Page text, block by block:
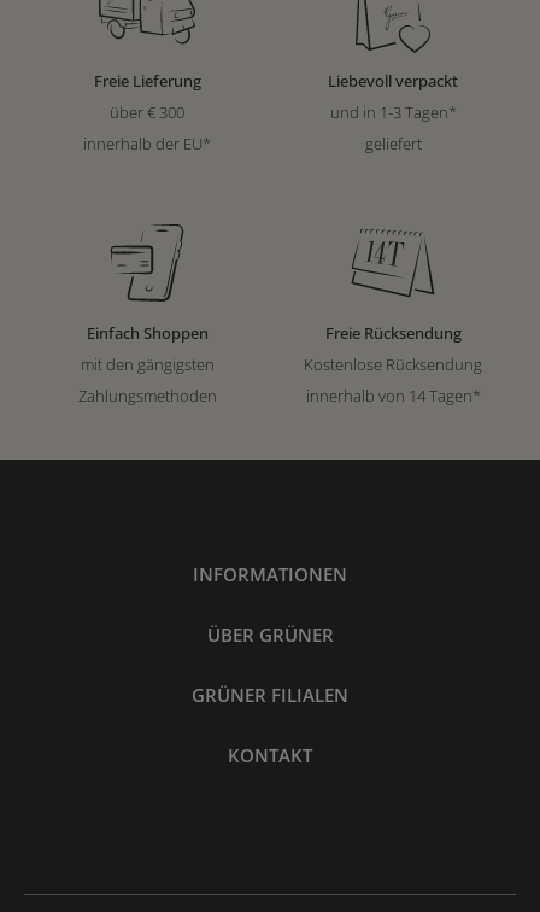
Freie Lieferung
über € 300
innerhalb der EU*
Liebevoll verpackt
und in 1-3 Tagen*
geliefert
Einfach Shoppen
mit den gängigsten
Zahlungsmethoden
Freie Rücksendung
Kostenlose Rücksendung
innerhalb von 14 Tagen*
INFORMATIONEN
ÜBER GRÜNER
GRÜNER FILIALEN
KONTAKT